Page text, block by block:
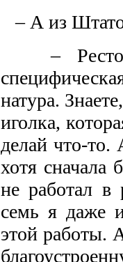
– А из
–
натура.
иголка,
делай что-то.
хотя сначала
не работал в
семь я даже
этой работы.